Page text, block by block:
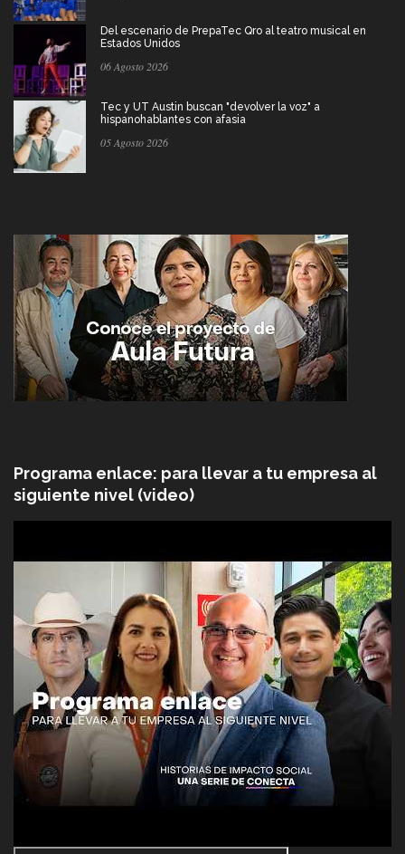
Del escenario de PrepaTec Qro al teatro musical en
Estados Unidos
06 Agosto 2026
Tec y UT Austin buscan "devolver la voz" a
hispanohablantes con afasia
05 Agosto 2026
Programa enlace: para llevar a tu empresa al
siguiente nivel (video)